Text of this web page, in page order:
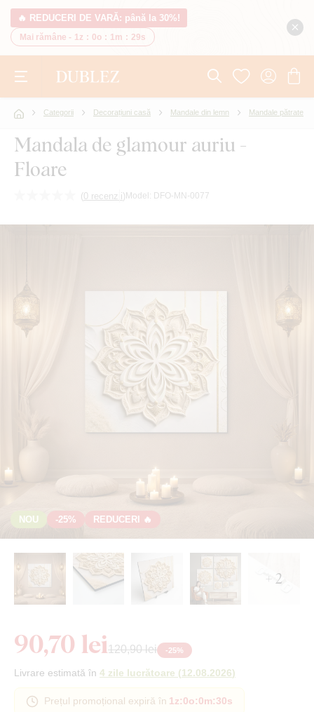
🔥 REDUCERI DE VARĂ: până la 30%!
Mai rămâne - 1z : 0o : 1m : 28s
Categorii Decorațiuni casă Mandale din lemn Mandale pătrate
Mandala de glamour auriu -
Floare
(0 recenzii) Model: DFO-MN-0077
NOU -25% REDUCERI 🔥
+ 2
90,70 lei120,90 lei -25%
Livrare estimată în 4 zile lucrătoare (12.08.2026)
Prețul promoțional expiră în 1z:0o:0m:29s